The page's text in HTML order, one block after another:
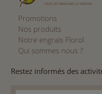
Promotions
Nos produits
Notre engrais Florol
Qui sommes nous ?
Restez informés des